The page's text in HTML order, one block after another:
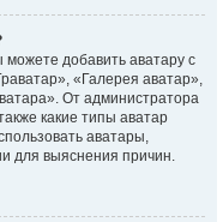
добавить аватару с
«Галерея аватар»,
От администратора
какие типы аватар
аватары,
для выяснения причин.